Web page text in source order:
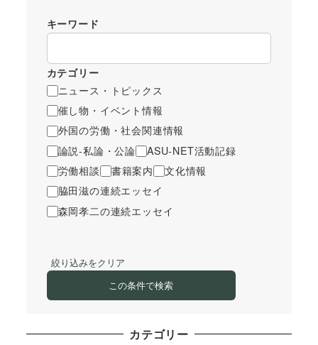
キーワード
カテゴリー
ニュース・トピックス
催し物・イベント情報
外国の労働・社会関連情報
論説-私論・公論
ASU-NET活動記録
労働相談
書籍案内
文化情報
脇田滋の連続エッセイ
森岡孝二の連続エッセイ
絞り込みをクリア
この条件で検索
カテゴリー